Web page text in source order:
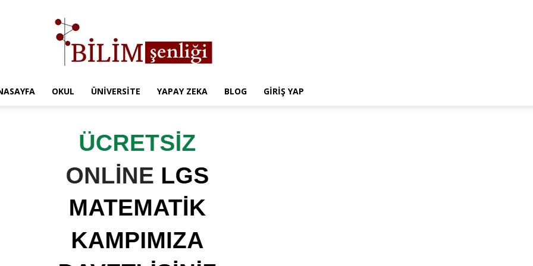
Eğitim
OKUL ÜNIVERSITE YAPAY ZEKA BLOG GIRIŞ YAP